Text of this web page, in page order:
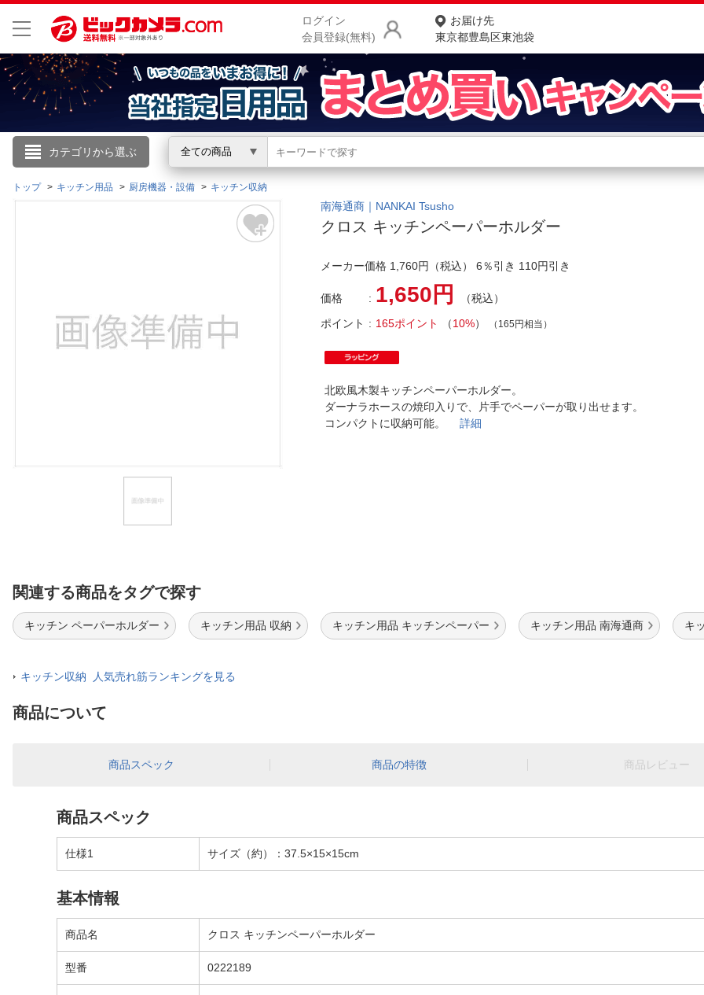
ログイン
会員登録(無料)
お届け先
東京都豊島区東池袋
カテゴリから選ぶ 全ての商品
こんにちは
ログイン
閲覧履歴
商品をさがす
ランキングからさがす
カテゴリ一覧からさがす
お客様サポート
ご利用ガイド
ご利用規約
トップ キッチン用品 厨房機器・設備 キッチン収納
南海通商｜NANKAI Tsusho
クロス キッチンペーパーホルダー
メーカー価格 1,760円（税込） 6％引き 110円引き
価格 1,650円
（税込）
ポイント
165ポイント （10%） （165円相当）
北欧風木製キッチンペーパーホルダー。
ダーナラホースの焼印入りで、片手でペーパーが取り出せます。
コンパクトに収納可能。詳細
関連する商品をタグで探す
キッチン ペーパーホルダー キッチン用品 収納 キッチン用品 キッチンペーパー キッチン用品 南海通商 キ
キッチン収納 人気売れ筋ランキングを見る
商品について
商品スペック 商品の特徴 商品レビュー
商品スペック
仕様1 サイズ（約）：37.5×15×15cm
基本情報
商品名 クロス キッチンペーパーホルダー
型番 0222189